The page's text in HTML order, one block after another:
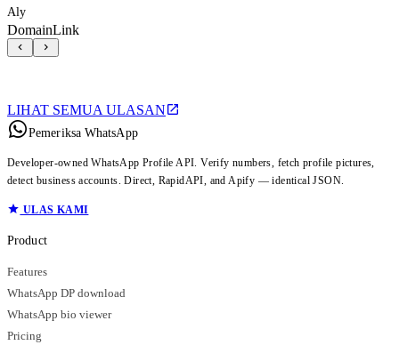
Aly
DomainLink
LIHAT SEMUA ULASAN
Pemeriksa WhatsApp
Developer-owned WhatsApp Profile API. Verify numbers, fetch profile pictures,
detect business accounts. Direct, RapidAPI, and Apify — identical JSON.
ULAS KAMI
Product
Features
WhatsApp DP download
WhatsApp bio viewer
Pricing